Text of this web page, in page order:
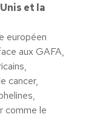
et la
européen
aux GAFA,
cancer,
comme le